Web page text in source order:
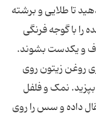
قرار دهید تا طلایی و برشته
را با گوجه فرنگی
و یکدست بشوند.
روغن زیتون روی
کنید و حدود ۵ دقیقه بپزید. نمک و فلفل
داده و سس را روی